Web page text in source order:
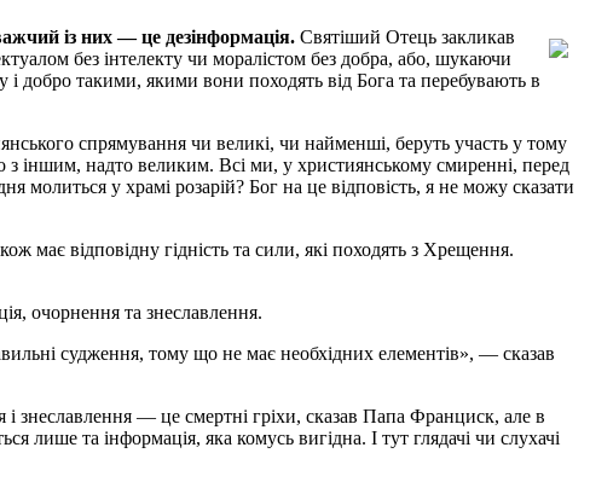
із них — це дезінформація. Святіший Отець закликав
без інтелекту чи моралістом без добра, або, шукаючи
добро такими, якими вони походять від Бога та перебувають в
спрямування чи великі, чи найменші, беруть участь у тому
іншим, надто великим. Всі ми, у християнському смиренні, перед
у храмі розарій? Бог на це відповість, я не можу сказати
має відповідну гідність та сили, які походять з Хрещення.
очорнення та знеславлення.
судження, тому що не має необхідних елементів», — сказав
знеславлення — це смертні гріхи, сказав Папа Франциск, але в
лише та інформація, яка комусь вигідна. І тут глядачі чи слухачі